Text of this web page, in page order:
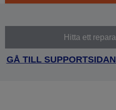
Hitta ett
GÅ TILL